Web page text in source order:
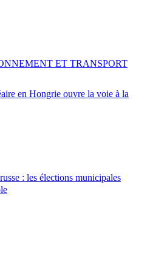
en Hongrie ouvre la voie à la
ET TRANSPORT
: les élections municipales